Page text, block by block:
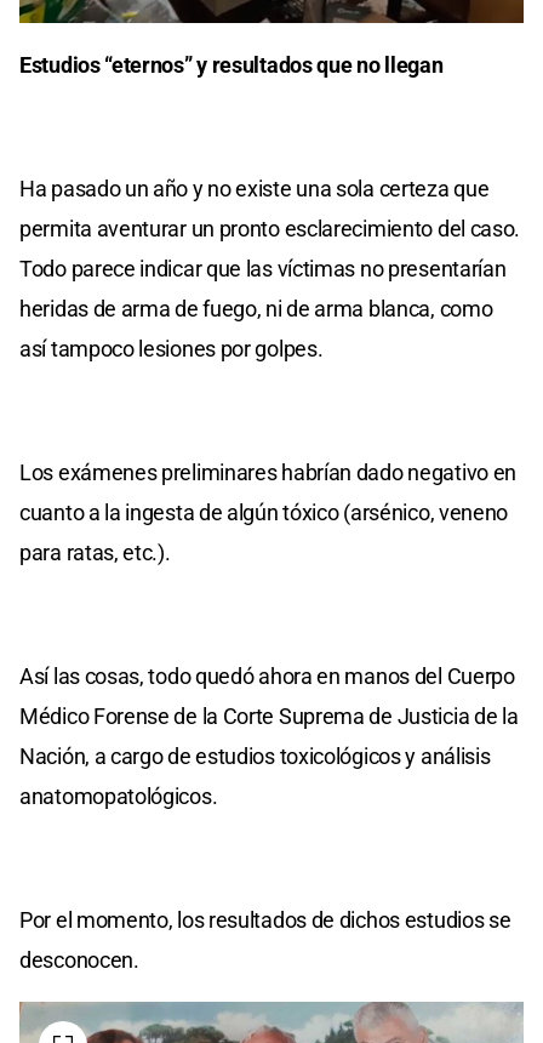
of
Estudios “eternos” y resultados que no llegan
Ha pasado un año y no existe una sola certeza que
permita aventurar un pronto esclarecimiento del caso.
Todo parece indicar que las víctimas no presentarían
heridas de arma de fuego, ni de arma blanca, como
así tampoco lesiones por golpes.
Los exámenes preliminares habrían dado negativo en
cuanto a la ingesta de algún tóxico (arsénico, veneno
para ratas, etc.).
Así las cosas, todo quedó ahora en manos del Cuerpo
Médico Forense de la Corte Suprema de Justicia de la
Nación, a cargo de estudios toxicológicos y análisis
anatomopatológicos.
Por el momento, los resultados de dichos estudios se
desconocen.